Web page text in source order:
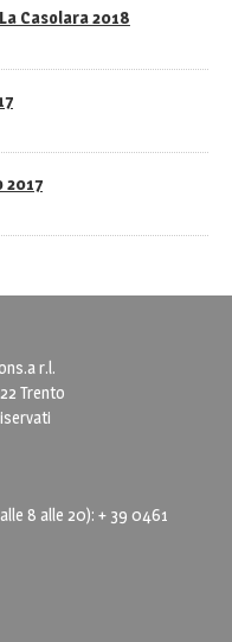
Casolara 2018
2017
r.l.
Trento
8 alle 20): + 39 0461